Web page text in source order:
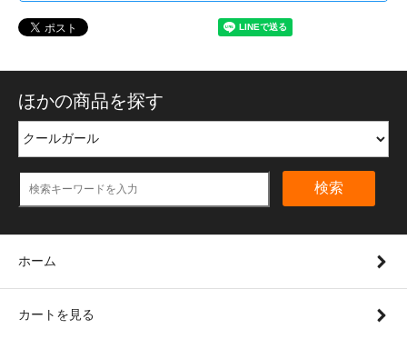
ほかの商品を探す
検索
ホーム
カートを見る